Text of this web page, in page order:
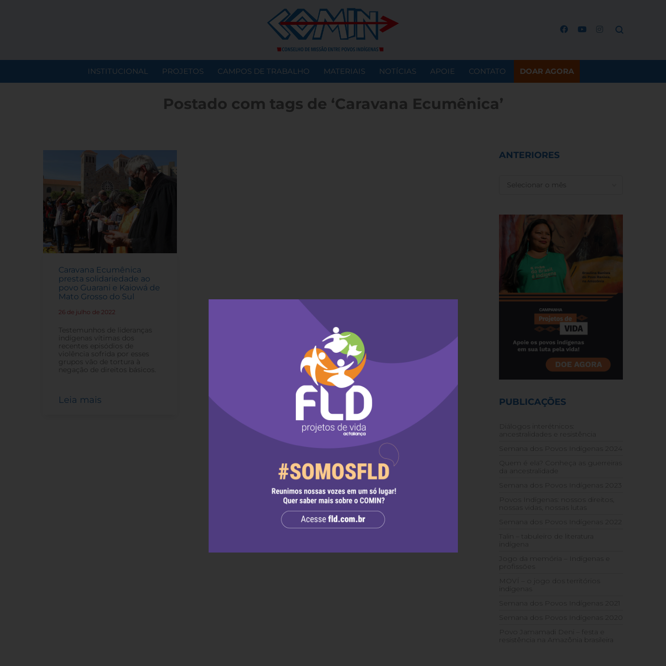
INSTITUCIONAL PROJETOS CAMPOS DE TRABALHO MATERIAIS NOTÍCIAS APOIE CONTATO DOAR AGORA
Postado com tags de ‘Caravana Ecumênica’
Caravana Ecumênica
presta solidariedade ao
povo Guarani e Kaiowá de
Mato Grosso do Sul
26 de julho de 2022
Testemunhos de lideranças
indígenas vítimas dos
recentes episódios de
violência sofrida por esses
grupos vão de tortura à
negação de direitos básicos.
Leia mais
ANTERIORES
PUBLICAÇÕES
Diálogos interétnicos:
ancestralidades e resistência
Semana dos Povos Indígenas 2024
Quem é ela? Conheça as guerreiras
da ancestralidade
Semana dos Povos Indígenas 2023
Povos Indígenas: nossos direitos,
nossas vidas, nossas lutas
Semana dos Povos Indígenas 2022
Talin – tabuleiro de literatura
indígena
Jogo da memória – Indígenas e
profissões
MOVÍ – o jogo dos territórios
indígenas
Semana dos Povos Indígenas 2021
Semana dos Povos Indígenas 2020
Povo Jamamadi Deni – festa e
resistência na Amazônia brasileira